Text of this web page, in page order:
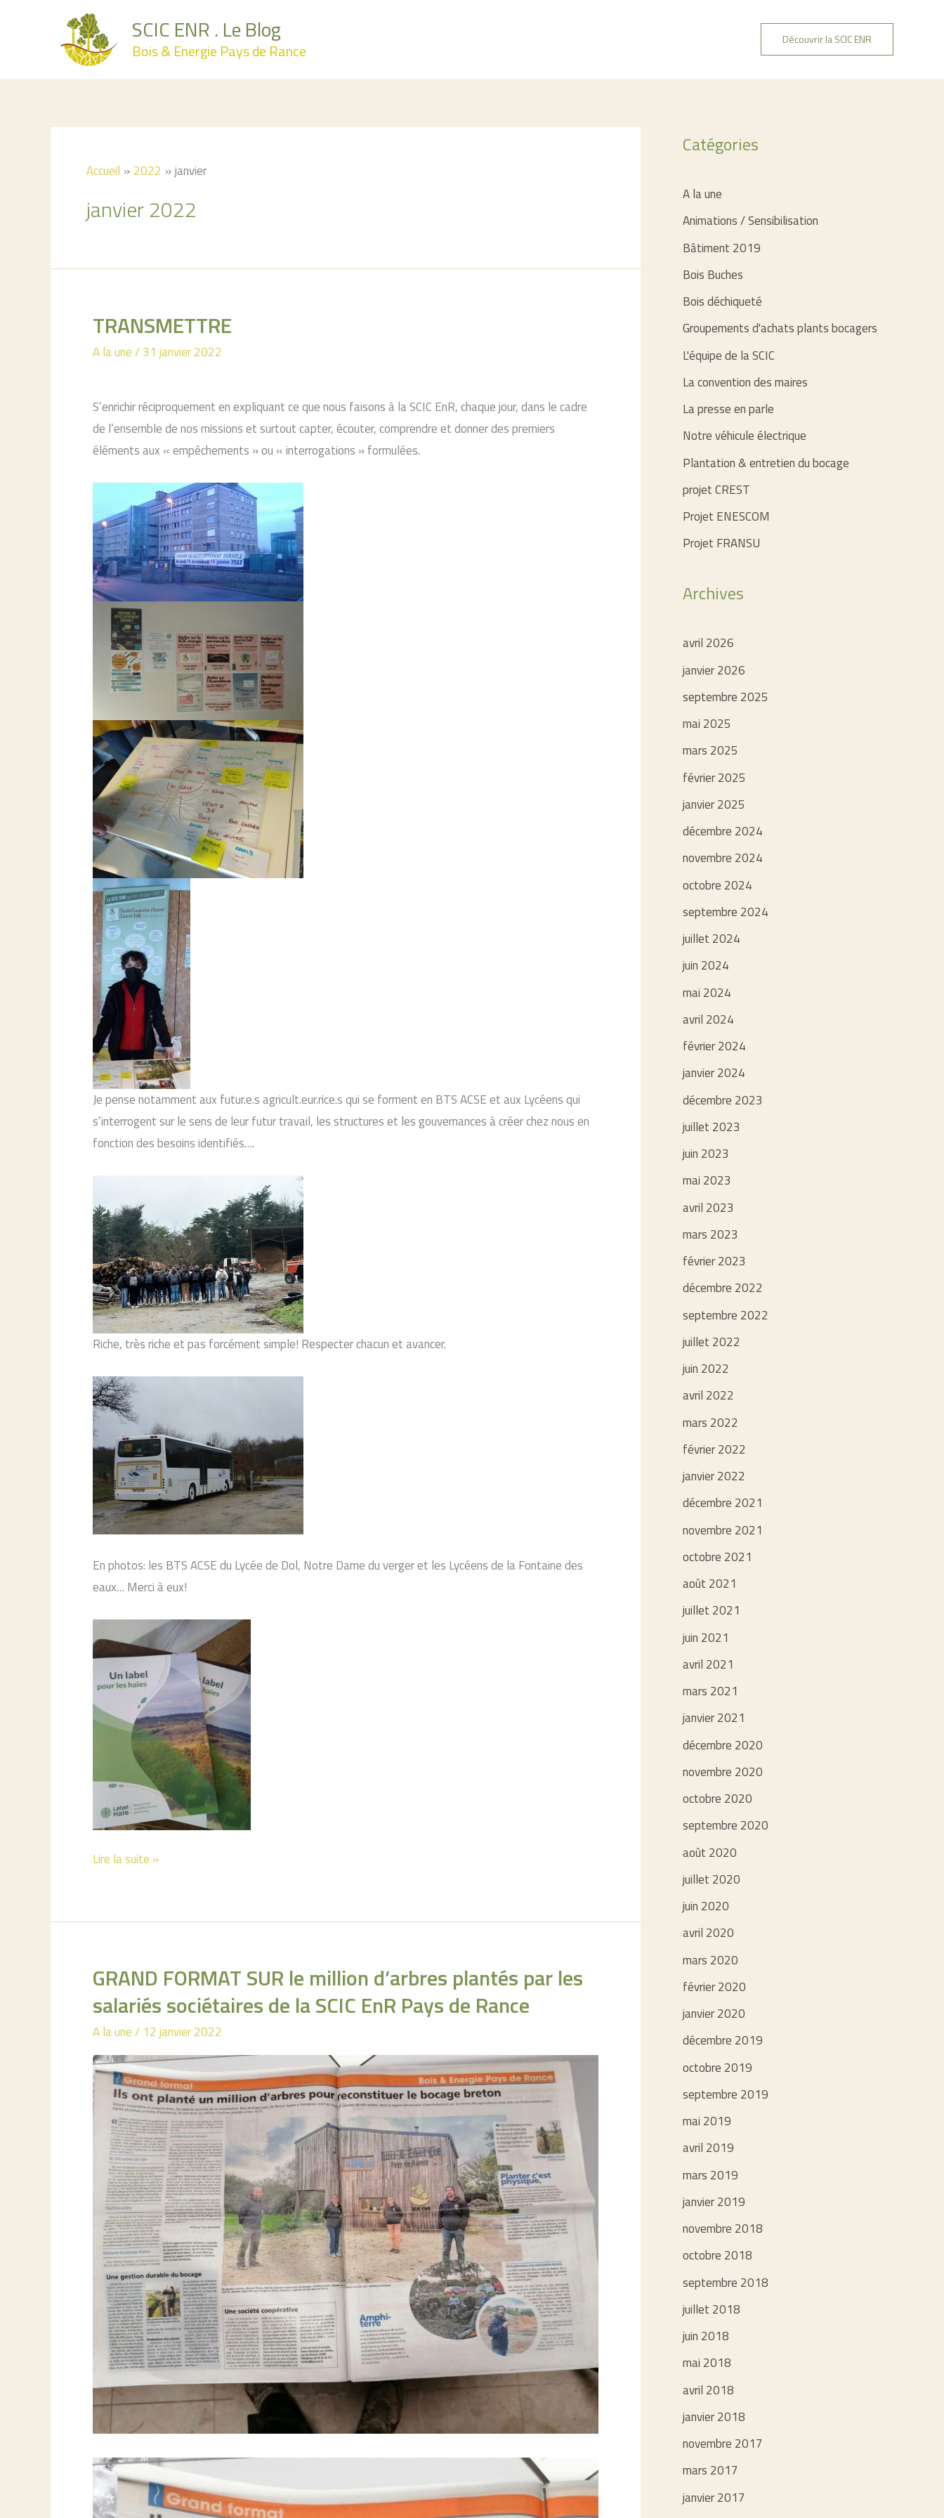
SCIC ENR . Le Blog
Bois & Energie Pays de Rance
Découvrir la SCIC ENR
Accueil 2022 janvier
janvier 2022
TRANSMETTRE
A la une/31 janvier 2022
S’enrichir réciproquement en expliquant ce que nous faisons à la SCIC EnR, chaque jour, dans le cadre
de l’ensemble de nos missions et surtout capter, écouter, comprendre et donner des premiers
éléments aux « empêchements » ou « interrogations » formulées.
Je pense notamment aux futur.e.s agricult.eur.rice.s qui se forment en BTS ACSE et aux Lycéens qui
s’interrogent sur le sens de leur futur travail, les structures et les gouvernances à créer chez nous en
fonction des besoins identifiés….
Riche, très riche et pas forcément simple! Respecter chacun et avancer.
En photos: les BTS ACSE du Lycée de Dol, Notre Dame du verger et les Lycéens de la Fontaine des
eaux… Merci à eux!
TRANSMETTRE
Lire la suite »
GRAND FORMAT SUR le million d’arbres plantés par les
salariés sociétaires de la SCIC EnR Pays de Rance
A la une/ 12 janvier 2022
Catégories
A la une
Animations / Sensibilisation
Bâtiment 2019
Bois Buches
Bois déchiqueté
Groupements d'achats plants bocagers
L'équipe de la SCIC
La convention des maires
La presse en parle
Notre véhicule électrique
Plantation & entretien du bocage
projet CREST
Projet ENESCOM
Projet FRANSU
Archives
avril 2026
janvier 2026
septembre 2025
mai 2025
mars 2025
février 2025
janvier 2025
décembre 2024
novembre 2024
octobre 2024
septembre 2024
juillet 2024
juin 2024
mai 2024
avril 2024
février 2024
janvier 2024
décembre 2023
juillet 2023
juin 2023
mai 2023
avril 2023
mars 2023
février 2023
décembre 2022
septembre 2022
juillet 2022
juin 2022
avril 2022
mars 2022
février 2022
janvier 2022
décembre 2021
novembre 2021
octobre 2021
août 2021
juillet 2021
juin 2021
avril 2021
mars 2021
janvier 2021
décembre 2020
novembre 2020
octobre 2020
septembre 2020
août 2020
juillet 2020
juin 2020
avril 2020
mars 2020
février 2020
janvier 2020
décembre 2019
octobre 2019
septembre 2019
mai 2019
avril 2019
mars 2019
janvier 2019
novembre 2018
octobre 2018
septembre 2018
juillet 2018
juin 2018
mai 2018
avril 2018
janvier 2018
novembre 2017
mars 2017
janvier 2017